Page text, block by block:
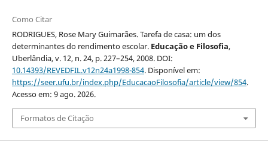
Como Citar
RODRIGUES, Rose Mary Guimarães. Tarefa de casa: um dos
determinantes do rendimento escolar. Educação e Filosofia,
Uberlândia, v. 12, n. 24, p. 227–254, 2008. DOI:
10.14393/REVEDFIL.v12n24a1998-854. Disponível em:
https://seer.ufu.br/index.php/EducacaoFilosofia/article/view/854.
Acesso em: 9 ago. 2026.
Formatos de Citação